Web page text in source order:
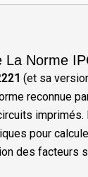
La Norme
(et sa
reconnue
imprimés.
pour
des facteurs